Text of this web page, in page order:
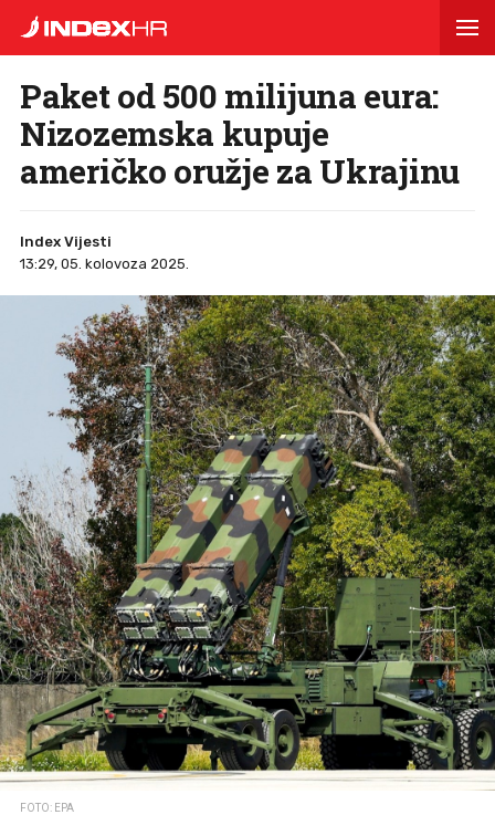
Paket od 500 milijuna eura:
Nizozemska kupuje
američko oružje za Ukrajinu
Index Vijesti
13:29, 05. kolovoza 2025.
FOTO: EPA